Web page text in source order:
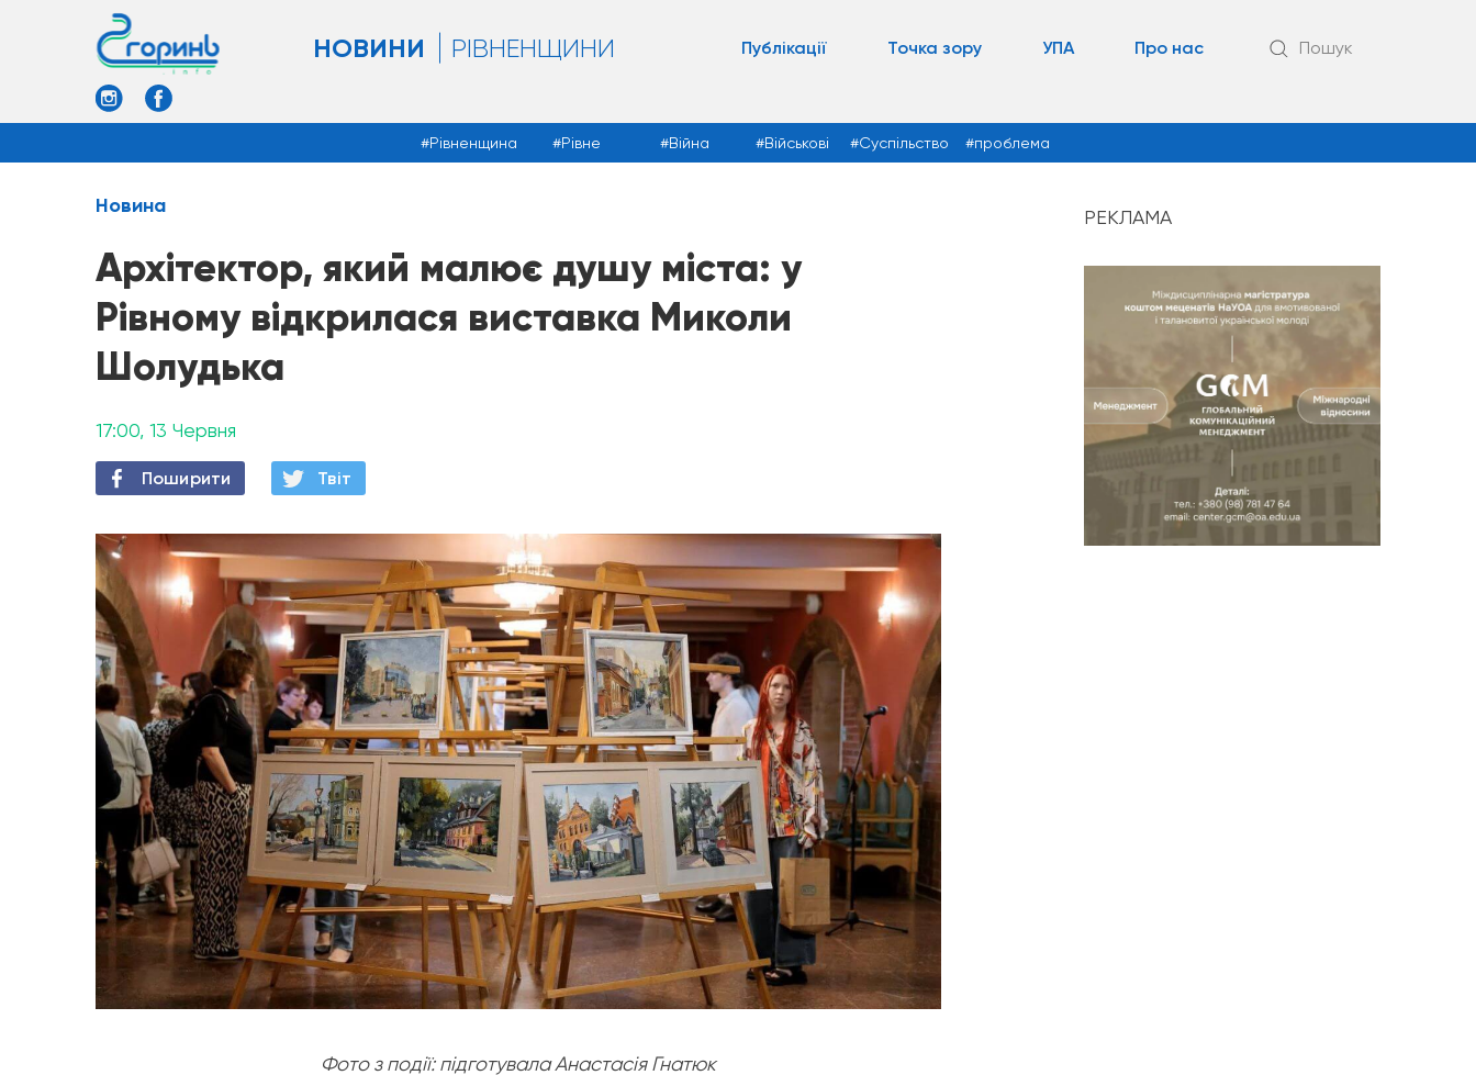
НОВИНИ РІВНЕНЩИНИ Публікації Точка зору УПА Про нас Пошук
Рівненщина Рівне Війна Військові Суспільство проблема
Новина
Архітектор, який малює душу міста: у
Рівному відкрилася виставка Миколи
Шолудька
17:00, 13 Червня
Поширити Твiт
Фото з події: підготувала Анастасія Гнатюк
РЕКЛАМА